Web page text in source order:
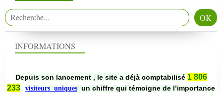
INFORMATIONS
Depuis son lancement , le site a déjà comptabilisé 1 806
233
visiteurs uniques un chiffre qui témoigne de l’importance